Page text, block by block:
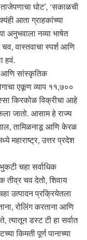
घोट’, ‘सकाळची
आता ग्राहकांच्या
अनुभवाला नव्या भाषेत
वास्तवाचा स्पर्श आणि
हवं.
आणि सांस्कृतिक
एकूण व्याप ११,७००
किरकोळ विक्रीचा आहे
जातो. आसाम हे राज्य
तामिळनाडू आणि केरळ
महाराष्ट्र, उत्तर प्रदेश
चहा सर्वाधिक
तीव्र चव देतो, शिवाय
उत्पादन प्रक्रियेतला
रोलिंग करताना आणि
त्यातून डस्ट टी हा सर्वात
किमती पूर्ण पानाच्या